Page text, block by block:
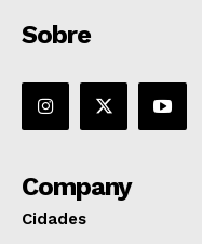
Sobre
Company
Cidades